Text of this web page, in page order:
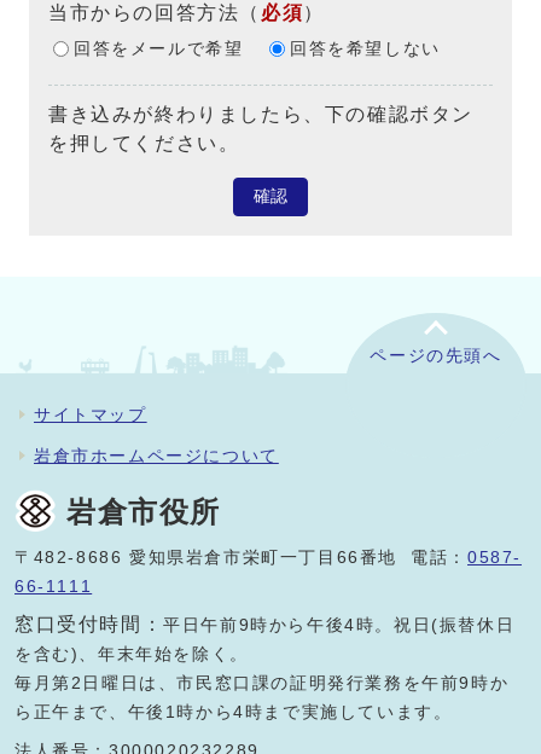
当市からの回答方法 （ 必須）
回答をメールで希望 回答を希望しない
書き込みが終わりましたら、下の確認ボタン
を押してください。
確認
ページの先頭へ
サイトマップ
岩倉市ホームページについて
岩倉市役所
〒482-8686 愛知県岩倉市栄町一丁目66番地 電話：0587-
66-1111
窓口受付時間：平日午前9時から午後4時。祝日(振替休日
を含む)、年末年始を除く。
毎月第2日曜日は、市民窓口課の証明発行業務を午前9時か
ら正午まで、午後1時から4時まで実施しています。